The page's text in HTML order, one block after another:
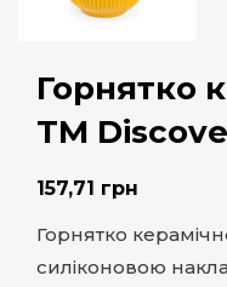
Горнятко
ТМ
157,71 грн
Горнятко
силіконовою